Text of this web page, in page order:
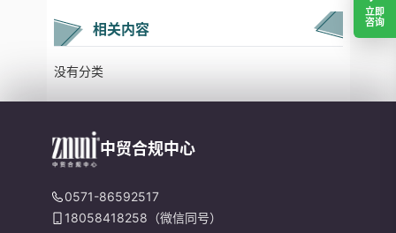
相关内容
没有分类
立即
咨询
中贸合规中心
0571-86592517
18058418258（微信同号）